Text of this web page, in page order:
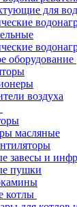
для
оборудование
воздуха
масляные
завесы и
пушки
котлы